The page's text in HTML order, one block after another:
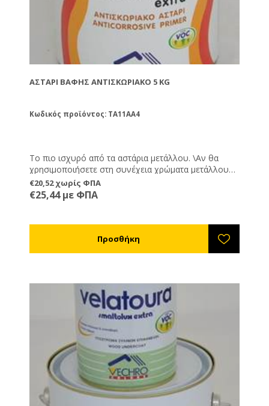
ΑΣΤΆΡΙ ΒΑΦΉΣ ΑΝΤΙΣΚΩΡΙΑΚΌ 5 KG
Κωδικός προϊόντος: TA11AA4
Το πιο ισχυρό από τα αστάρια μετάλλου. \Αν θα
χρησιμοποιήσετε στη συνέχεια χρώματα μετάλλου
τότε αυτό είναι το πιο ισχυρό αστάρι. Συνδυάζεται
με χημικούς διαλύτες. Δε συνδυάζεται με νερό.
€20,52 χωρίς ΦΠΑ
€25,44 με ΦΠΑ